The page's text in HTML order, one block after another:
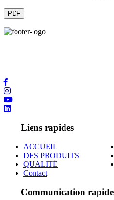
PDF
Liens rapides
ACCUEIL
DES PRODUITS
QUALITÉ
Contact
Communication rapide